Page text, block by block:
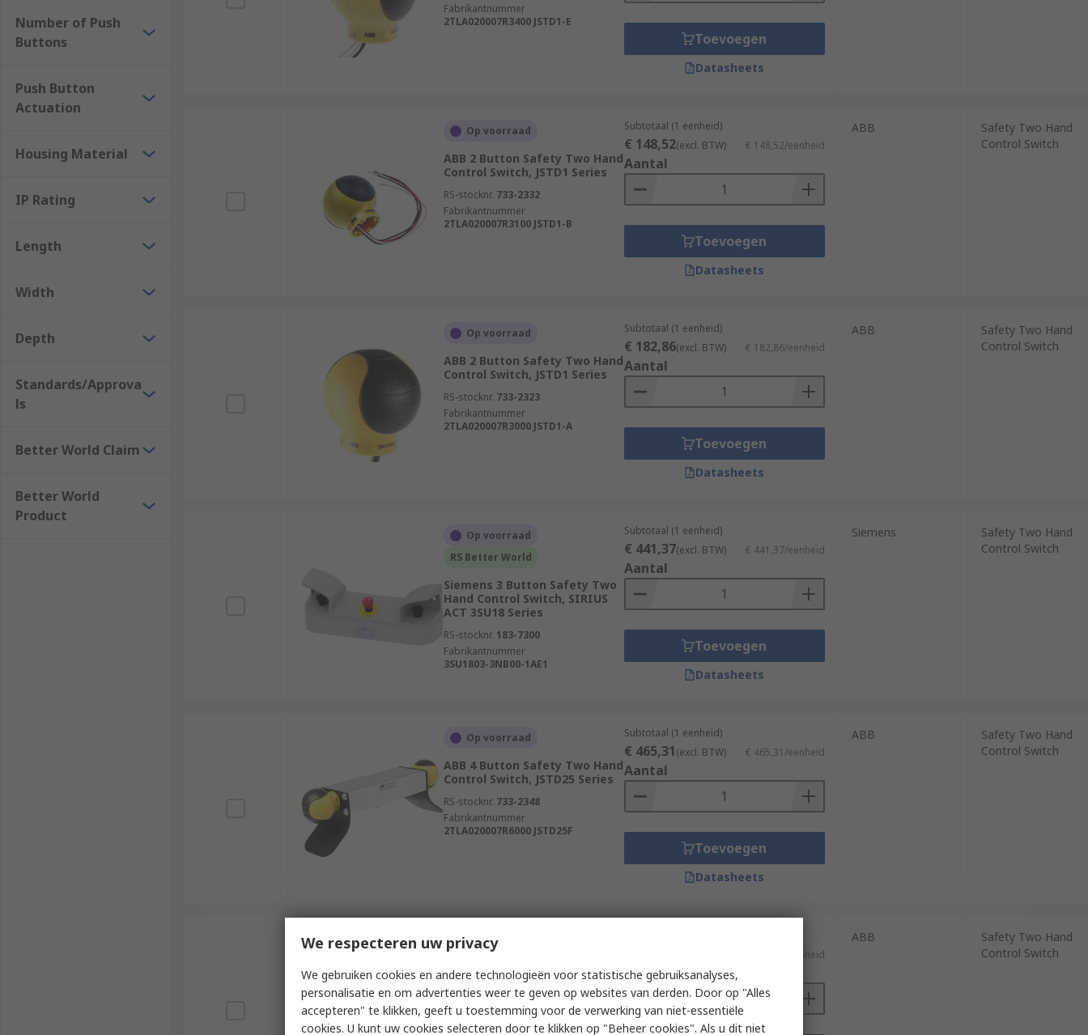
Number of Push
Buttons
Push Button
Actuation
Housing Material
IP Rating
Length
Width
Depth
Standards/Approva
ls
Better World Claim
Better World
Product
Fabrikantnummer
2TLA020007R3400 JSTD1-E
Toevoegen
Datasheets
Op voorraad
ABB 2 Button Safety Two Hand
Control Switch, JSTD1 Series
RS-stocknr. 733-2332
Fabrikantnummer
2TLA020007R3100 JSTD1-B
Subtotaal (1 eenheid)
€ 148,52(excl. BTW) € 148,52/eenheid
Aantal
Toevoegen
Datasheets
ABB
Safety Two Hand
Control Switch
Op voorraad
ABB 2 Button Safety Two Hand
Control Switch, JSTD1 Series
RS-stocknr. 733-2323
Fabrikantnummer
2TLA020007R3000 JSTD1-A
Subtotaal (1 eenheid)
€ 182,86(excl. BTW) € 182,86/eenheid
Aantal
Toevoegen
Datasheets
ABB
Safety Two Hand
Control Switch
Op voorraad
RS Better World
Siemens 3 Button Safety Two
Hand Control Switch, SIRIUS
ACT 3SU18 Series
RS-stocknr. 183-7300
Fabrikantnummer
3SU1803-3NB00-1AE1
Subtotaal (1 eenheid)
€ 441,37(excl. BTW) € 441,37/eenheid
Aantal
Toevoegen
Datasheets
Siemens
Safety Two Hand
Control Switch
Op voorraad
ABB 4 Button Safety Two Hand
Control Switch, JSTD25 Series
RS-stocknr. 733-2348
Fabrikantnummer
2TLA020007R6000 JSTD25F
Subtotaal (1 eenheid)
€ 465,31(excl. BTW) € 465,31/eenheid
Aantal
Toevoegen
Datasheets
ABB
Safety Two Hand
Control Switch
Op voorraad
ABB 2 Button Safety Two Hand
Control Switch, JSTD1 Series
RS-stocknr.
733-2335
€ 224,07/eenheid
Aantal
ABB
Safety Two Hand
Control Switch
We respecteren uw privacy
We gebruiken cookies en andere technologieën voor statistische gebruiksanalyses,
personalisatie en om advertenties weer te geven op websites van derden. Door op "Alles
accepteren" te klikken, geeft u toestemming voor de verwerking van niet-essentiële
cookies. U kunt uw cookies selecteren door te klikken op "Beheer cookies". Als u dit niet